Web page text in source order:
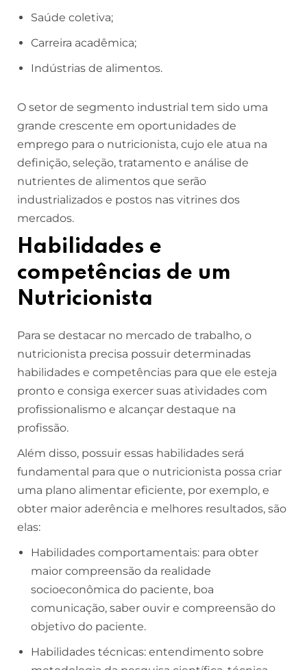
Saúde coletiva;
Carreira acadêmica;
Indústrias de alimentos.
O setor de segmento industrial tem sido uma
grande crescente em oportunidades de
emprego para o nutricionista, cujo ele atua na
definição, seleção, tratamento e análise de
nutrientes de alimentos que serão
industrializados e postos nas vitrines dos
mercados.
Habilidades e
competências de um
Nutricionista
Para se destacar no mercado de trabalho, o
nutricionista precisa possuir determinadas
habilidades e competências para que ele esteja
pronto e consiga exercer suas atividades com
profissionalismo e alcançar destaque na
profissão.
Além disso, possuir essas habilidades será
fundamental para que o nutricionista possa criar
uma plano alimentar eficiente, por exemplo, e
obter maior aderência e melhores resultados, são
elas:
Habilidades comportamentais: para obter
maior compreensão da realidade
socioeconômica do paciente, boa
comunicação, saber ouvir e compreensão do
objetivo do paciente.
Habilidades técnicas: entendimento sobre